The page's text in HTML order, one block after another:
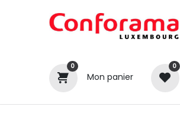
0
Mon panier
0